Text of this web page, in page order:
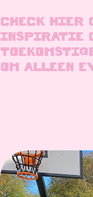
CHECK HIER
INSPIRATIE
OM ALLEEN